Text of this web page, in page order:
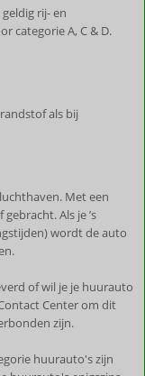
rij- en
categorie A, C & D.
als bij
Met een
Als je ’s
wordt de auto
of wil je je huurauto
Center om dit
zijn.
huurauto's zijn